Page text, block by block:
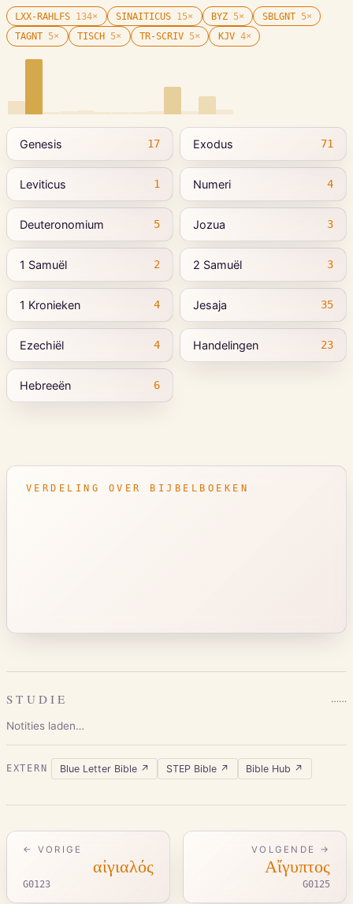
LXX-RAHLFS 134× SINAITICUS 15× BYZ 5× SBLGNT 5×
TAGNT 5× TISCH 5× TR-SCRIV 5× KJV 4×
Genesis 17 Exodus 71
Leviticus 1 Numeri 4
Deuteronomium 5 Jozua 3
1 Samuël 2 2 Samuël 3
1 Kronieken 4 Jesaja 35
Ezechiël 4 Handelingen 23
Hebreeën 6
VERDELING OVER BIJBELBOEKEN
STUDIE ……
Notities laden…
EXTERN Blue Letter Bible↗ STEP Bible↗ Bible Hub ↗
← VORIGE
αἰγιαλός
G0123
VOLGENDE →
Αἴγυπτος
G0125